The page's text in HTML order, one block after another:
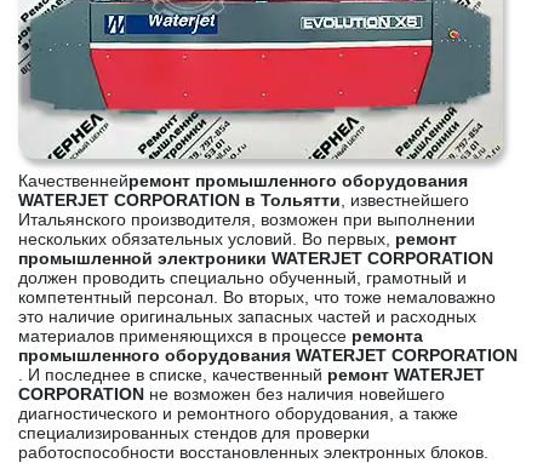
Качественнейремонт промышленного оборудования
WATERJET CORPORATION в Тольятти , известнейшего
Итальянского производителя, возможен при выполнении
нескольких обязательных условий. Во первых, ремонт
промышленной электроники WATERJET CORPORATION
должен проводить специально обученный, грамотный и
компетентный персонал. Во вторых, что тоже немаловажно
это наличие оригинальных запасных частей и расходных
материалов применяющихся в процессе ремонта
промышленного оборудования WATERJET CORPORATION
. И последнее в списке, качественный ремонт WATERJET
CORPORATION не возможен без наличия новейшего
диагностического и ремонтного оборудования, а также
специализированных стендов для проверки
работоспособности восстановленных электронных блоков.